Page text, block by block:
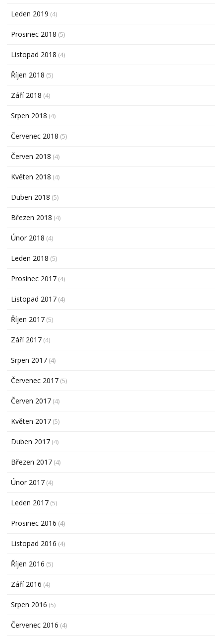
Leden 2019 (4)
Prosinec 2018 (5)
Listopad 2018 (4)
Říjen 2018 (5)
Září 2018 (4)
Srpen 2018 (4)
Červenec 2018 (5)
Červen 2018 (4)
Květen 2018 (4)
Duben 2018 (5)
Březen 2018 (4)
Únor 2018 (4)
Leden 2018 (5)
Prosinec 2017 (4)
Listopad 2017 (4)
Říjen 2017 (5)
Září 2017 (4)
Srpen 2017 (4)
Červenec 2017 (5)
Červen 2017 (4)
Květen 2017 (5)
Duben 2017 (4)
Březen 2017 (4)
Únor 2017 (4)
Leden 2017 (5)
Prosinec 2016 (4)
Listopad 2016 (4)
Říjen 2016 (5)
Září 2016 (4)
Srpen 2016 (5)
Červenec 2016 (4)